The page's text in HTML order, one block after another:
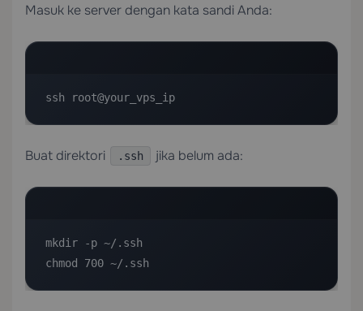
Masuk ke server dengan kata sandi Anda:
ssh root@your_vps_ip
Buat direktori .ssh jika belum ada:
mkdir -p ~/.ssh
chmod 700 ~/.ssh